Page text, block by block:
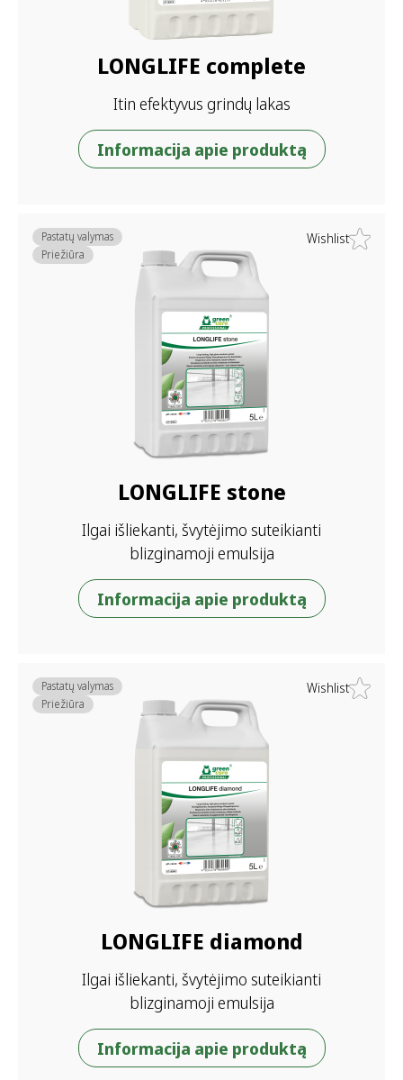
LONGLIFE complete
Itin efektyvus grindų lakas
Informacija apie produktą
Wishlist
LONGLIFE stone
Ilgai išliekanti, švytėjimo suteikianti
blizginamoji emulsija
Pastatų valymas
Priežiūra
Informacija apie produktą
Wishlist
LONGLIFE diamond
Ilgai išliekanti, švytėjimo suteikianti
blizginamoji emulsija
Pastatų valymas
Priežiūra
Informacija apie produktą